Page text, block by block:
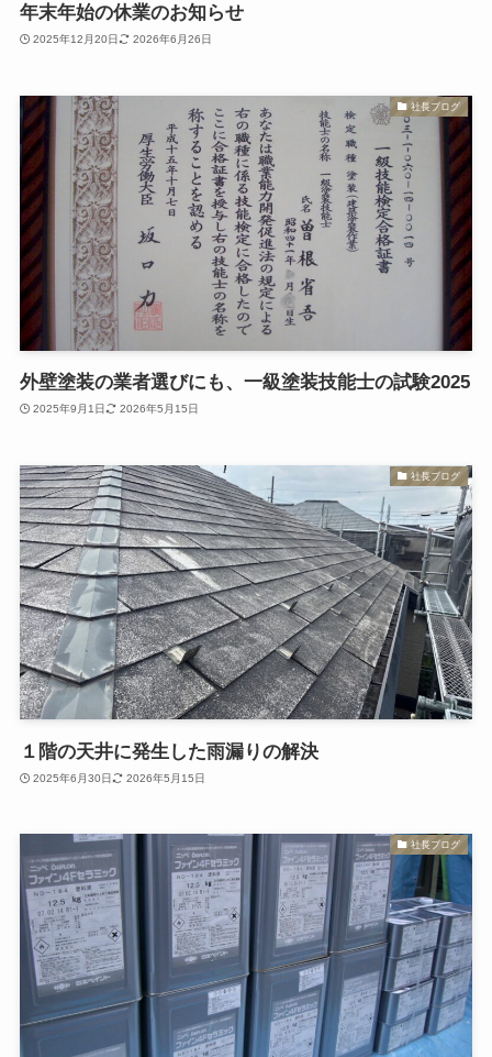
年末年始の休業のお知らせ
2025年12月20日 2026年6月26日
社長ブログ
外壁塗装の業者選びにも、一級塗装技能士の試験2025
2025年9月1日 2026年5月15日
社長ブログ
１階の天井に発生した雨漏りの解決
2025年6月30日 2026年5月15日
社長ブログ